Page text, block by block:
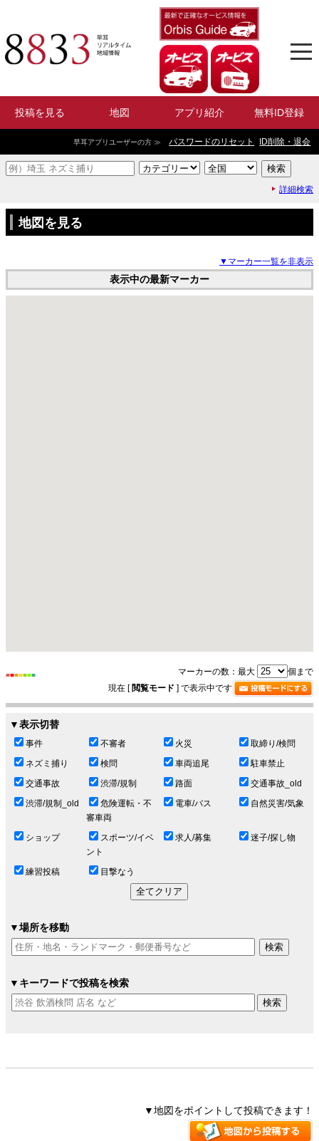
投稿を見る 地図 アプリ紹介 無料ID登録
早耳アプリユーザーの方 ≫ パスワードのリセット ID削除・退会
詳細検索
地図を見る
▼マーカー一覧を非表示
表示中の最新マーカー
■■■■■■■ マーカーの数：最大
個まで
現在 [ 閲覧モード ] で表示中です
▼表示切替
事件 不審者 火災
取締り/検問
ネズミ捕り
検問 車両追尾
駐車禁止
交通事故
渋滞/規制 路面
交通事故_old
渋滞/規制_old
危険運転・不
審車両
電車/バス 自然災害/気象
ショップ
スポーツ/イベ
ント
求人/募集 迷子/探し物
練習投稿 目撃なう
▼場所を移動
▼キーワードで投稿を検索
▼地図をポイントして投稿できます！